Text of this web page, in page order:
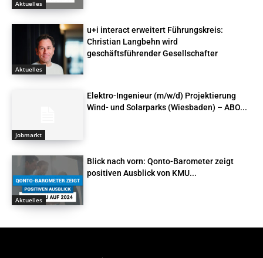
Aktuelles
Aktuelles
u+i interact erweitert Führungskreis:
Christian Langbehn wird
geschäftsführender Gesellschafter
Jobmarkt
Elektro-Ingenieur (m/w/d) Projektierung
Wind- und Solarparks (Wiesbaden) – ABO...
Aktuelles
Blick nach vorn: Qonto-Barometer zeigt
positiven Ausblick von KMU...